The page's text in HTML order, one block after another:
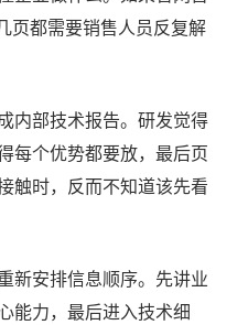
页都需要销售人员反复解
内部技术报告。研发觉得
每个优势都要放，最后页
触时，反而不知道该先看
新安排信息顺序。先讲业
能力，最后进入技术细